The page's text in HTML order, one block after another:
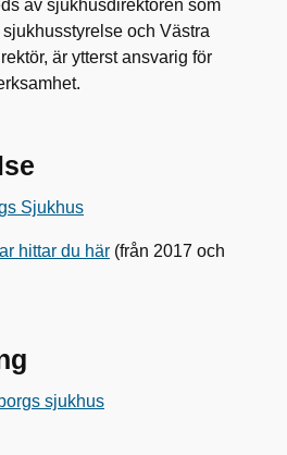
av sjukhusdirektören som
och Västra
är ytterst ansvarig för
Sjukhus
hittar du här (från 2017 och
sjukhus